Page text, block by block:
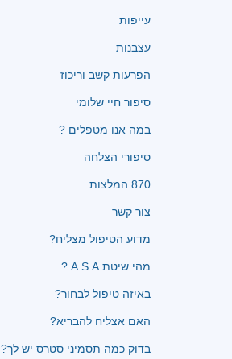
עייפות
עצבנות
הפרעות קשב וריכוז
סיפור חיי שלומי
במה אנו מטפלים ?
סיפורי הצלחה
870 המלצות
צור קשר
מדוע הטיפול מצליח?
מהי שיטת A.S.A ?
באיזה טיפול לבחור?
האם אצליח להבריא?
בדוק כמה תסמיני סטרס יש לך?